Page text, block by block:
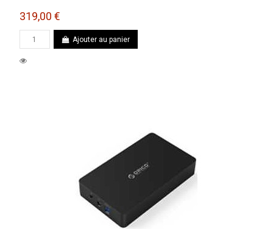
319,00 €
Ajouter au panier